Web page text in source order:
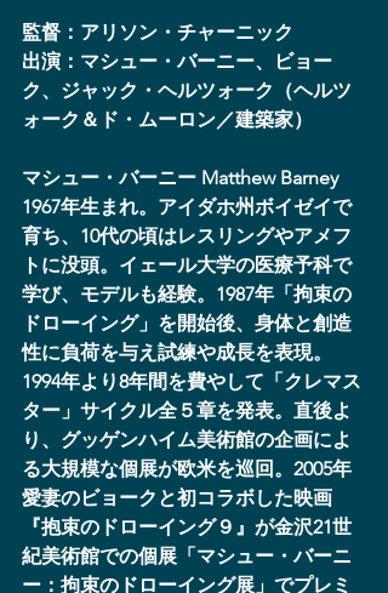
監督：アリソン・チャーニック
出演：マシュー・バーニー、ビョー
ク、ジャック・ヘルツォーク（ヘルツ
ォーク＆ド・ムーロン／建築家）
マシュー・バーニー Matthew Barney
1967年生まれ。アイダホ州ボイゼイで
育ち、10代の頃はレスリングやアメフ
トに没頭。イェール大学の医療予科で
学び、モデルも経験。1987年「拘束の
ドローイング」を開始後、身体と創造
性に負荷を与え試練や成長を表現。
1994年より8年間を費やして「クレマス
ター」サイクル全５章を発表。直後よ
り、グッゲンハイム美術館の企画によ
る大規模な個展が欧米を巡回。2005年
愛妻のビョークと初コラボした映画
『抱束のドローイング９』が金沢21世
紀美術館での個展「マシュー・バーニ
ー：拘束のドローイング展」でプレミ